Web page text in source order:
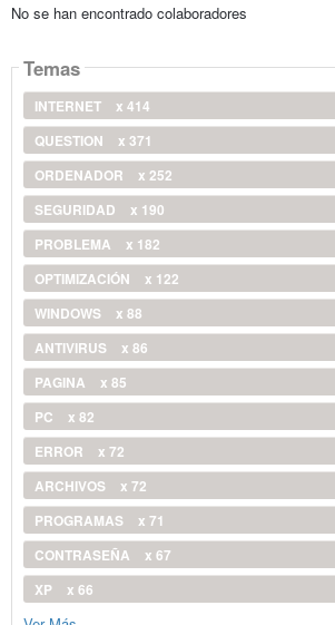
No se han encontrado colaboradores
Temas
INTERNET
x 414
QUESTION
x 371
ORDENADOR
x 252
SEGURIDAD
x 190
PROBLEMA
x 182
OPTIMIZACIÓN
x 122
WINDOWS
x 88
ANTIVIRUS
x 86
PAGINA
x 85
PC
x 82
ERROR
x 72
ARCHIVOS
x 72
PROGRAMAS
x 71
CONTRASEÑA
x 67
XP
x 66